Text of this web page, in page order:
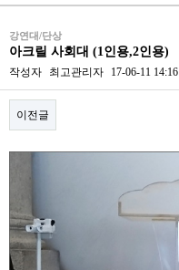
강연대/단상
아크릴 사회대 (1인용,2인용)
작성자 최고관리자 17-06-11 14:16
이전글